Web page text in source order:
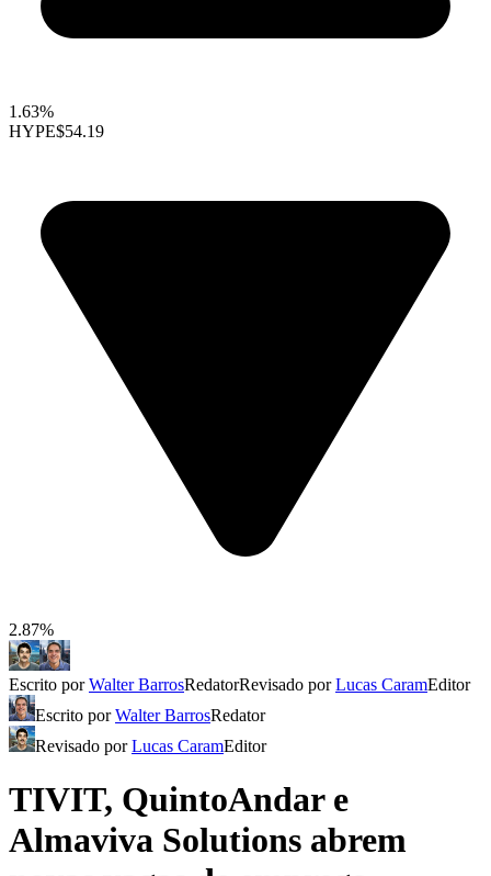
1.63%
HYPE$54.19
2.87%
Escrito porWalter BarrosRedatorRevisado porLucas CaramEditor
Escrito porWalter BarrosRedator
Revisado porLucas CaramEditor
TIVIT, QuintoAndar e
Almaviva Solutions abrem